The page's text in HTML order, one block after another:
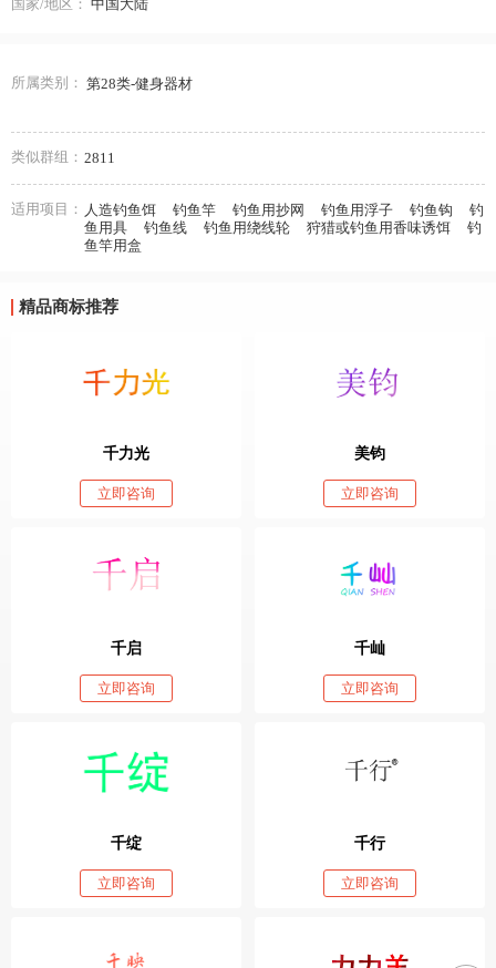
国家/地区： 中国大陆
所属类别： 第28类-健身器材
类似群组： 2811
适用项目： 人造钓鱼饵 钓鱼竿 钓鱼用抄网 钓鱼用浮子 钓鱼钩
钓
鱼用具
钓鱼线 钓鱼用绕线轮 狩猎或钓鱼用香味诱饵
钓
鱼竿用盒
精品商标推荐
千力光
立即咨询
美钧
立即咨询
千启
立即咨询
千屾
立即咨询
千绽
立即咨询
千行
立即咨询